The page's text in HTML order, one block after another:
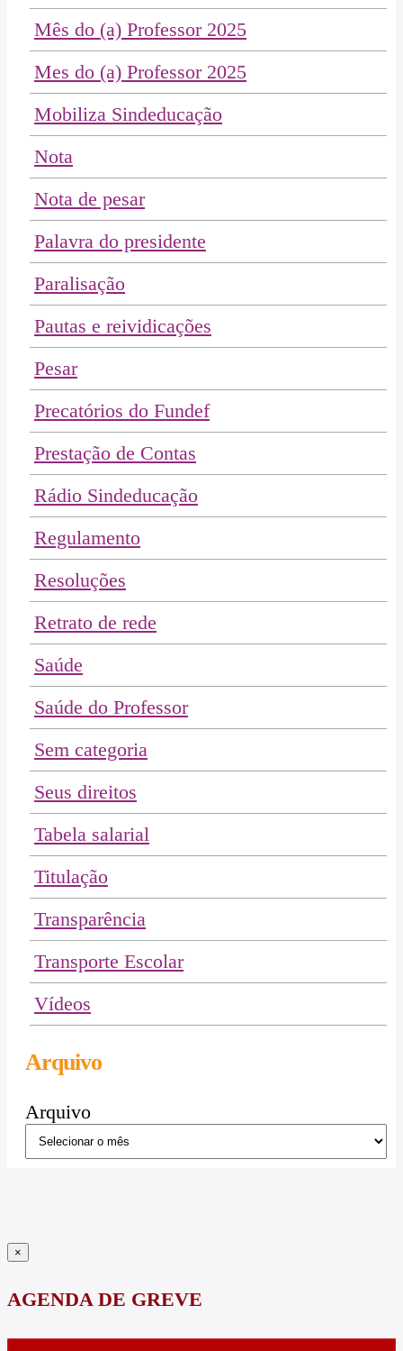
Mês do (a) Professor 2025
Mes do (a) Professor 2025
Mobiliza Sindeducação
Nota
Nota de pesar
Palavra do presidente
Paralisação
Pautas e reividicações
Pesar
Precatórios do Fundef
Prestação de Contas
Rádio Sindeducação
Regulamento
Resoluções
Retrato de rede
Saúde
Saúde do Professor
Sem categoria
Seus direitos
Tabela salarial
Titulação
Transparência
Transporte Escolar
Vídeos
Arquivo
Arquivo
×
AGENDA DE GREVE